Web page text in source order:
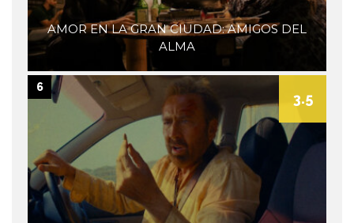
AMOR EN LA GRAN CIUDAD: AMIGOS DEL
ALMA
3.5
6